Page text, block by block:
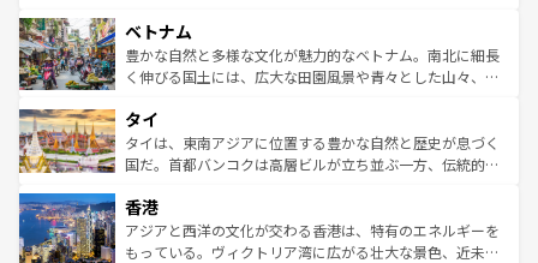
参照してほしい。
容にもいいと評判のスイーツなど、バラエティ豊かな料理
が味わえる。 なお、新着の台湾情報は コンテンツ一覧を参
照してほしい。
き、地方に足を延ばせば四季折々の自然美を楽しむことが
できる。そして、キムチや焼肉、絶品のストリートフード
まで、さまざまな韓国料理が待っている。夜には、韓国な
リティに包まれながら、韓国の多彩な魅力を心ゆくまで味
わってみてほしい。 なお、新着の韓国情報はコンテンツ一
覧を参照してほしい。
ベトナム
豊かな自然と多様な文化が魅力的なベトナム。南北に細長
く伸びる国土には、広大な田園風景や青々とした山々、世
急速な発展と共に伝統が息づく。ハノイの古い町並みやホ
ーチミン市のフランス統治時代の建物も、独特の雰囲気を
醸し出している。また、バラエティの豊かさとおいしさで
とつ。フォーやバインミー、ベトナムコーヒーなどは、ぜ
ひ現地で味わいたい。どの地域を訪れてもあたたかい人々
が旅行者を迎えてくれるので、きっと忘れられない旅にな
タイ
タイは、東南アジアに位置する豊かな自然と歴史が息づく
国だ。首都バンコクは高層ビルが立ち並ぶ一方、伝統的な
の活気が交差している。北部ではチェンマイなどの山岳地
帯で自然と触れ合い、南部ではプーケットやクラビの美し
いビーチでリゾート気分を楽しむことができる。タイ料理
香港
アジアと西洋の文化が交わる香港は、特有のエネルギーを
もっている。ヴィクトリア湾に広がる壮大な景色、近未来